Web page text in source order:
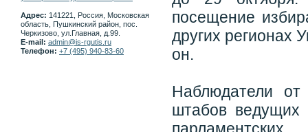
посещение
других регионах
он.
Наблюдатели
штабов ведущих
Адрес: 141221, Россия, Московская
область, Пушкинский район, пос.
Черкизово, ул.Главная, д.99.
E-mail: admin@is-rgutis.ru
Телефон: +7 (495) 940-83-60